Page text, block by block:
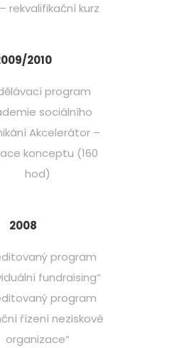
rekvalifikační kurz
2010
program
sociálního
Akcelerátor –
konceptu (160
hod)
2008
program
fundraising“
program
řízení neziskové
organizace“